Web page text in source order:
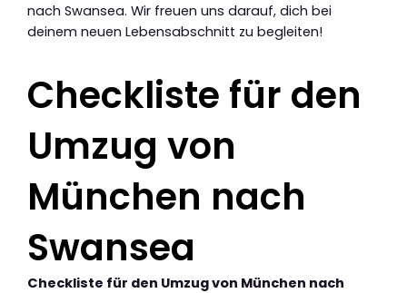
nach Swansea. Wir freuen uns darauf, dich bei
deinem neuen Lebensabschnitt zu begleiten!
Checkliste für den
Umzug von
München nach
Swansea
Checkliste für den Umzug von München nach